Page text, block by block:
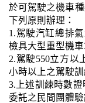
於可駕駛之機車
下列原則辦理：
1.駕駛汽缸總排
檢具大型重型機
2.駕駛550立方
小時以上之駕駛訓
3.上述訓練時數
委託之民間團體